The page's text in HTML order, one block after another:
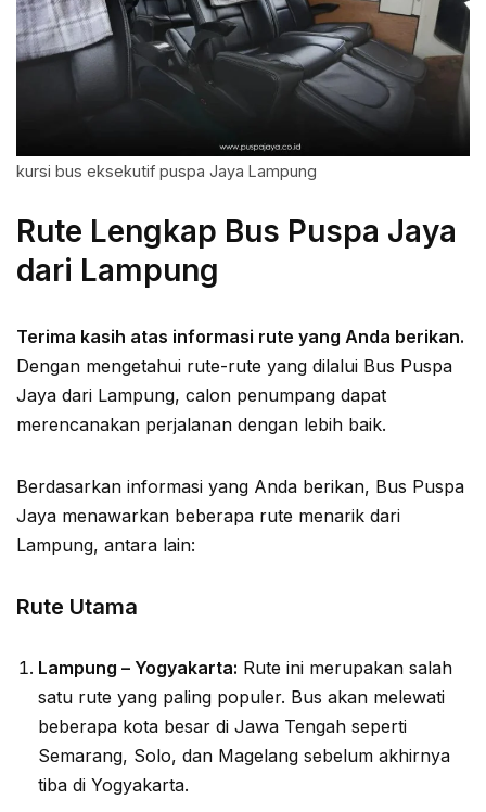
kursi bus eksekutif puspa Jaya Lampung
Rute Lengkap Bus Puspa Jaya
dari Lampung
Terima kasih atas informasi rute yang Anda berikan.
Dengan mengetahui rute-rute yang dilalui Bus Puspa
Jaya dari Lampung, calon penumpang dapat
merencanakan perjalanan dengan lebih baik.
Berdasarkan informasi yang Anda berikan, Bus Puspa
Jaya menawarkan beberapa rute menarik dari
Lampung, antara lain:
Rute Utama
Lampung – Yogyakarta: Rute ini merupakan salah
satu rute yang paling populer. Bus akan melewati
beberapa kota besar di Jawa Tengah seperti
Semarang, Solo, dan Magelang sebelum akhirnya
tiba di Yogyakarta.